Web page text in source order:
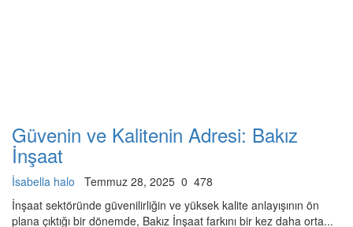
Güvenin ve Kalitenin Adresi: Bakız
İnşaat
İsabella halo Temmuz 28, 2025 0 478
İnşaat sektöründe güvenilirliğin ve yüksek kalite anlayışının ön
plana çıktığı bir dönemde, Bakız İnşaat farkını bir kez daha orta...